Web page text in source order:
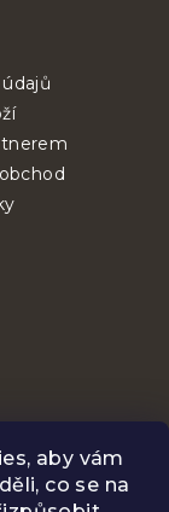
aby vám
co se na